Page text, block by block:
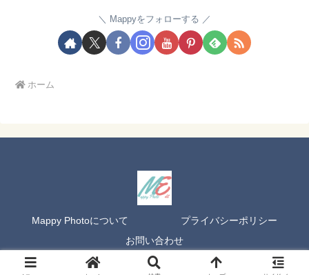
Mappyをフォローする
ホーム
Mappy Photoについて
プライバシーポリシー
お問い合わせ
Copyright © 2020 Mappy Photo Edit All Rights Reserved.